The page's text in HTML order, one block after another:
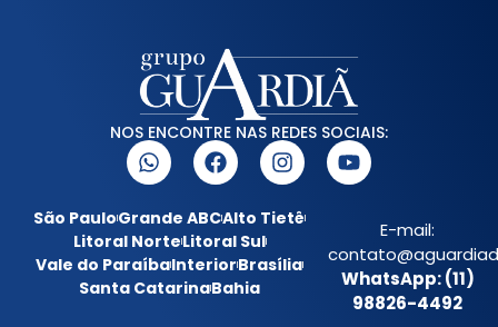
NOS ENCONTRE NAS REDES SOCIAIS:
São PauloGrande ABCAlto Tietê
Litoral NorteLitoral Sul
Vale do ParaíbaInteriorBrasília
Santa CatarinaBahia
E-mail:
WhatsApp: (11)
98826-4492